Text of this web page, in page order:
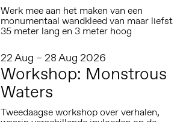
Werk mee aan het maken van een
monumentaal wandkleed van maar liefst
35 meter lang en 3 meter hoog
22 Aug – 28 Aug 2026
Workshop: Monstrous
Waters
Tweedaagse workshop over verhalen,